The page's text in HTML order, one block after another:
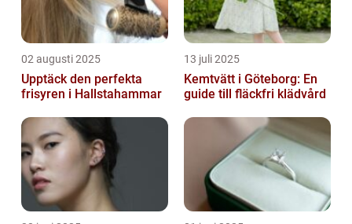
02 augusti 2025
Upptäck den perfekta
frisyren i Hallstahammar
13 juli 2025
Kemtvätt i Göteborg: En
guide till fläckfri klädvård